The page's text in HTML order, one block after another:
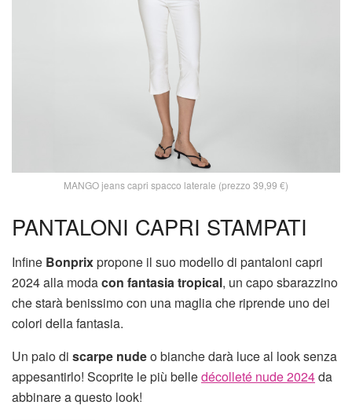
MANGO jeans capri spacco laterale (prezzo 39,99 €)
PANTALONI CAPRI STAMPATI
Infine Bonprixpropone il suo modello di pantaloni capri
2024 alla modacon fantasia tropical, un capo sbarazzino
che starà benissimo con una maglia che riprende uno dei
colori della fantasia.
Un paio di scarpe nudeo bianche darà luce al look senza
appesantirlo! Scoprite le più belledécolleté nude 2024da
abbinare a questo look!